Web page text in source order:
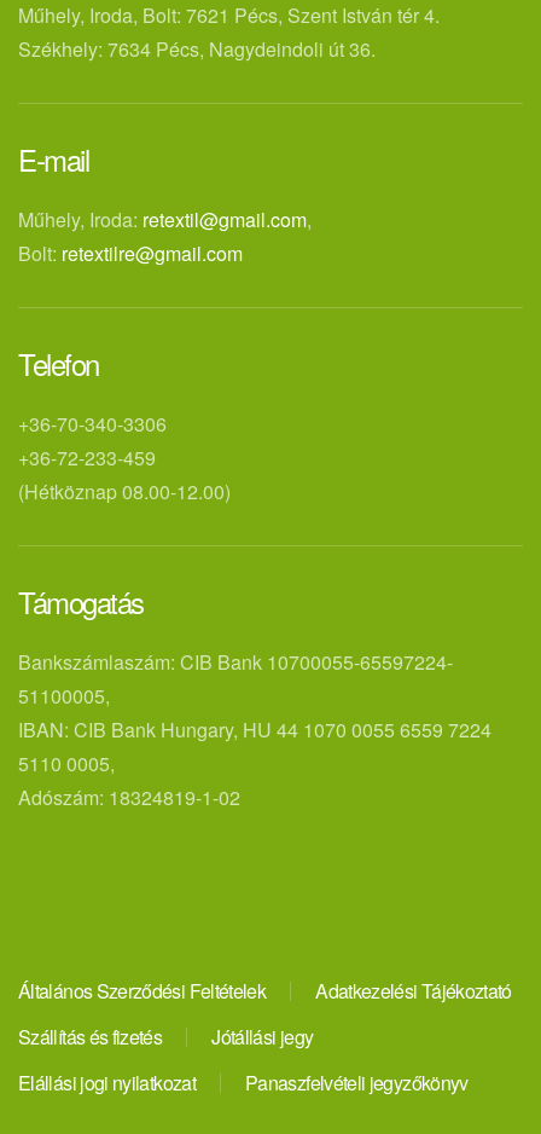
Műhely, Iroda, Bolt: 7621 Pécs, Szent István tér 4.
Székhely: 7634 Pécs, Nagydeindoli út 36.
E-mail
Műhely, Iroda: retextil@gmail.com,
Bolt: retextilre@gmail.com
Telefon
+36-70-340-3306
+36-72-233-459
(Hétköznap 08.00-12.00)
Támogatás
Bankszámlaszám: CIB Bank 10700055-65597224-
51100005,
IBAN: CIB Bank Hungary, HU 44 1070 0055 6559 7224
5110 0005,
Adószám: 18324819-1-02
Általános Szerződési Feltételek
Adatkezelési Tájékoztató
Szállítás és fizetés
Jótállási jegy
Elállási jogi nyilatkozat
Panaszfelvételi jegyzőkönyv